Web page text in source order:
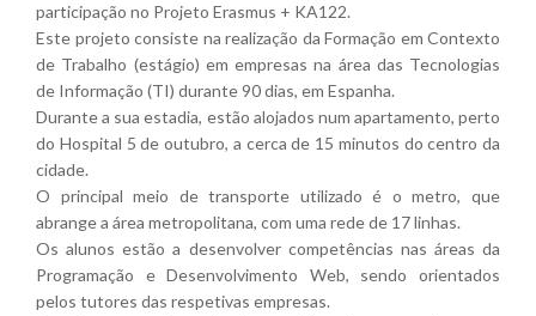
participação no Projeto Erasmus + KA122.
Este projeto consiste na realização da Formação em Contexto
de Trabalho (estágio) em empresas na área das Tecnologias
de Informação (TI) durante 90 dias, em Espanha.
Durante a sua estadia, estão alojados num apartamento, perto
do Hospital 5 de outubro, a cerca de 15 minutos do centro da
cidade.
O principal meio de transporte utilizado é o metro, que
abrange a área metropolitana, com uma rede de 17 linhas.
Os alunos estão a desenvolver competências nas áreas da
Programação e Desenvolvimento Web, sendo orientados
pelos tutores das respetivas empresas.